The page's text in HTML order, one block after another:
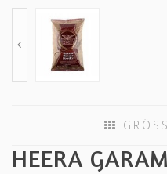
HEERA